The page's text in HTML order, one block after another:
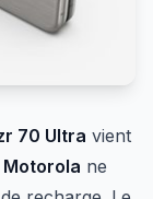
70 Ultra vient
Motorola ne